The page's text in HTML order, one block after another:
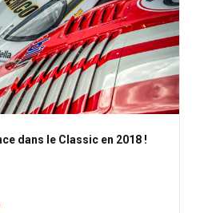
dans le Classic en 2018 !